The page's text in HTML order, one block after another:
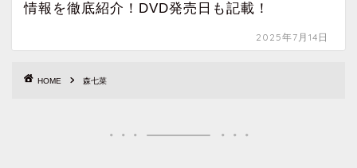
情報を徹底紹介！DVD発売日も記載！
2025年7月14日
HOME 森七菜